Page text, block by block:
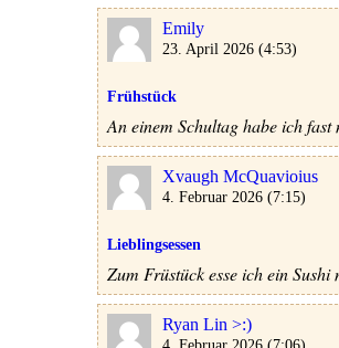
Emily
23. April 2026 (4:53)
Frühstück
An einem Schultag habe ich
Xvaugh McQuavioius
4. Februar 2026 (7:15)
Lieblingsessen
Zum Früstück esse ich ein
Ryan Lin >:)